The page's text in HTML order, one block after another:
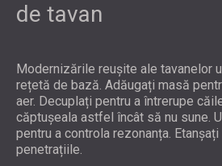
de tavan
Modernizările reușite ale tavanelor
rețetă de bază. Adăugați masă
aer. Decuplați pentru a întrerupe
căptușeala astfel încât să nu sune.
pentru a controla rezonanța.
penetrațiile.